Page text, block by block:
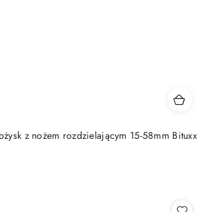
z nożem rozdzielającym 15-58mm Bituxx